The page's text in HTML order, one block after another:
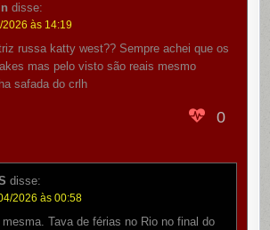
disse:
2026 às 14:19
russa katty west?? Sempre achei que os
mas pelo visto são reais mesmo
safada do crlh
0
disse:
2026 às 00:58
mesma. Tava de férias no Rio no final do